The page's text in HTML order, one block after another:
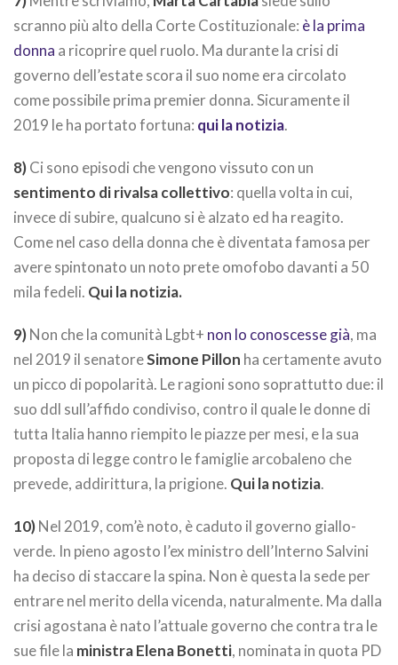
scranno più alto della Corte Costituzionale: è la prima
donna a ricoprire quel ruolo. Ma durante la crisi di
governo dell’estate scora il suo nome era circolato
come possibile prima premier donna. Sicuramente il
2019 le ha portato fortuna: qui la notizia.
8)Ci sono episodi che vengono vissuto con un
sentimento di rivalsa collettivo: quella volta in cui,
invece di subire, qualcuno si è alzato ed ha reagito.
Come nel caso della donna che è diventata famosa per
avere spintonato un noto prete omofobo davanti a 50
mila fedeli. Qui la notizia.
9)Non che la comunità Lgbt+ non lo conoscesse già, ma
nel 2019 il senatoreSimone Pillon ha certamente avuto
un picco di popolarità. Le ragioni sono soprattutto due: il
suo ddl sull’affido condiviso, contro il quale le donne di
tutta Italia hanno riempito le piazze per mesi, e la sua
proposta di legge contro le famiglie arcobaleno che
prevede, addirittura, la prigione. Qui la notizia.
10)Nel 2019, com’è noto, è caduto il governo giallo-
verde. In pieno agosto l’ex ministro dell’Interno Salvini
ha deciso di staccare la spina. Non è questa la sede per
entrare nel merito della vicenda, naturalmente. Ma dalla
crisi agostana è nato l’attuale governo che contra tra le
sue file la ministra Elena Bonetti, nominata in quota PD